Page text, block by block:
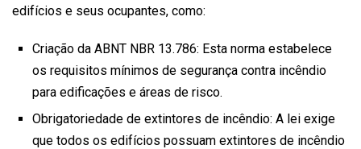
edifícios e seus ocupantes, como:
Criação da ABNT NBR 13.786: Esta norma estabelece
os requisitos mínimos de segurança contra incêndio
para edificações e áreas de risco.
Obrigatoriedade de extintores de incêndio: A lei exige
que todos os edifícios possuam extintores de incêndio